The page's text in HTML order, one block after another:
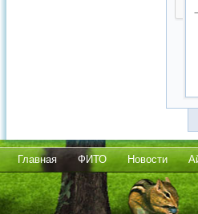
Главная ФИТО Новости